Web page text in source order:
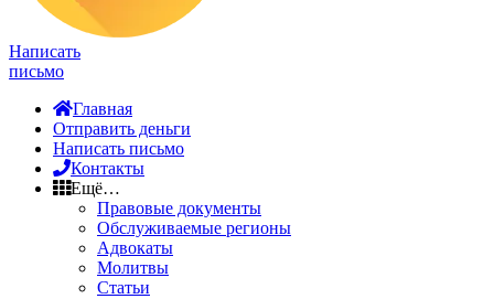
Написать
письмо
Главная
Отправить деньги
Написать письмо
Контакты
Ещё…
Правовые документы
Обслуживаемые регионы
Адвокаты
Молитвы
Статьи